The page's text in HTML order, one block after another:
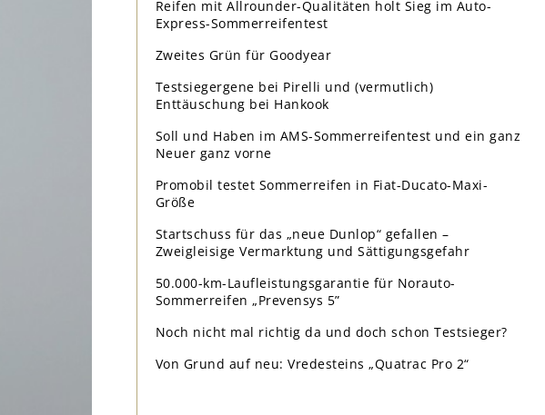
Reifen mit Allrounder-Qualitäten holt Sieg im Auto-
Express-Sommerreifentest
Zweites Grün für Goodyear
Testsiegergene bei Pirelli und (vermutlich)
Enttäuschung bei Hankook
Soll und Haben im AMS-Sommerreifentest und ein ganz
Neuer ganz vorne
Promobil testet Sommerreifen in Fiat-Ducato-Maxi-
Größe
Startschuss für das „neue Dunlop“ gefallen –
Zweigleisige Vermarktung und Sättigungsgefahr
50.000-km-Laufleistungsgarantie für Norauto-
Sommerreifen „Prevensys 5”
Noch nicht mal richtig da und doch schon Testsieger?
Von Grund auf neu: Vredesteins „Quatrac Pro 2“